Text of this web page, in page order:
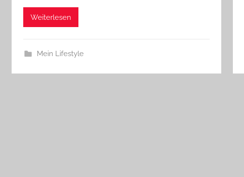
Weiterlesen
Mein Lifestyle